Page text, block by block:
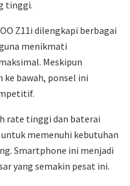
tinggi.
Z11i dilengkapi berbagai
menikmati
Meskipun
bawah, ponsel ini
rate tinggi dan baterai
untuk memenuhi kebutuhan
Smartphone ini menjadi
yang semakin pesat ini.